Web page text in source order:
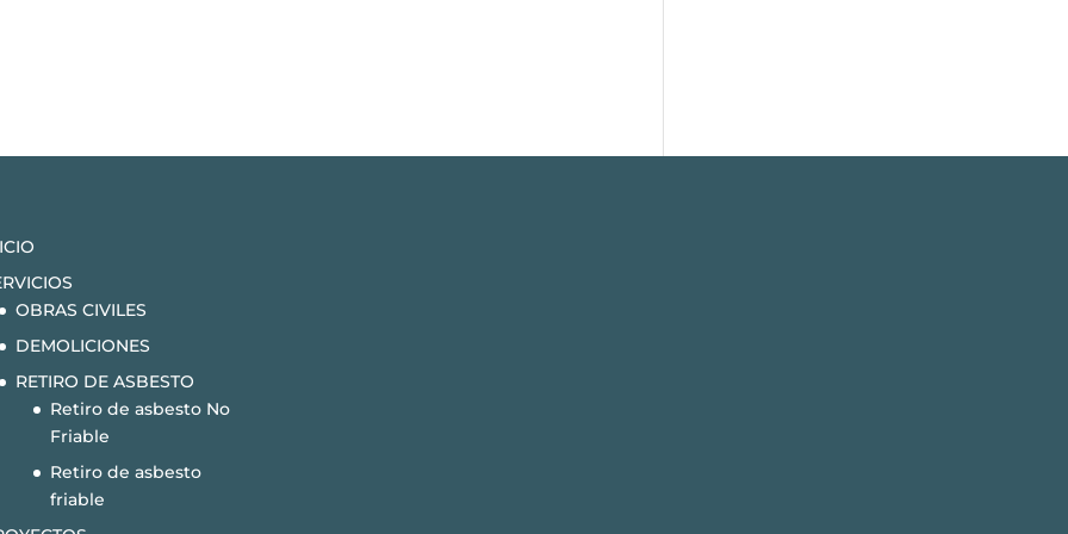
OBRAS CIVILES
DEMOLICIONES
RETIRO DE ASBESTO
Retiro de asbesto No
Friable
Retiro de asbesto
friable